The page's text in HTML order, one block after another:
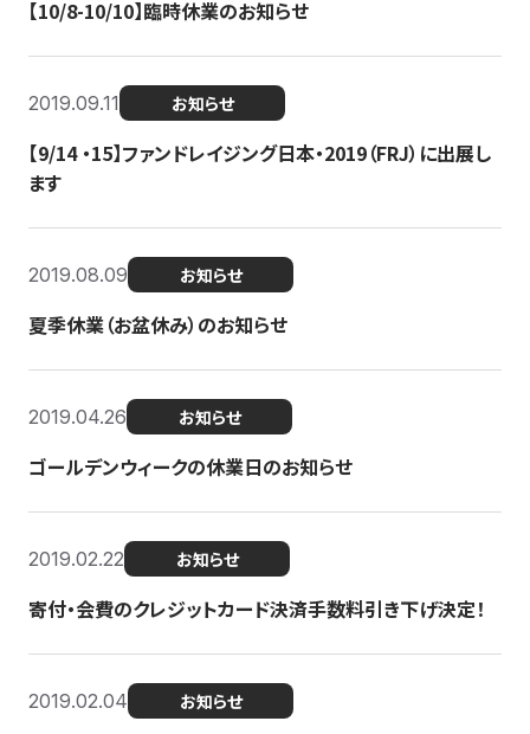
【10/8-10/10】臨時休業のお知らせ
2019.09.11 お知らせ
【9/14 ・15】ファンドレイジング日本・2019（FRJ）に出展し
ます
2019.08.09 お知らせ
夏季休業（お盆休み）のお知らせ
2019.04.26 お知らせ
ゴールデンウィークの休業日のお知らせ
2019.02.22 お知らせ
寄付・会費のクレジットカード決済手数料引き下げ決定！
2019.02.04 お知らせ